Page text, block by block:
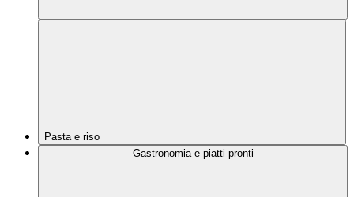
Pasta e riso
Gastronomia e piatti pronti